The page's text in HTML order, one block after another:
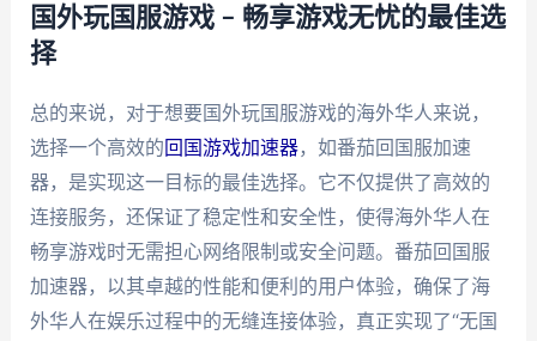
国外玩国服游戏 – 畅享游戏无忧的最佳选
择
总的来说，对于想要国外玩国服游戏的海外华人来说，
选择一个高效的回国游戏加速器，如番茄回国服加速
器，是实现这一目标的最佳选择。它不仅提供了高效的
连接服务，还保证了稳定性和安全性，使得海外华人在
畅享游戏时无需担心网络限制或安全问题。番茄回国服
加速器，以其卓越的性能和便利的用户体验，确保了海
外华人在娱乐过程中的无缝连接体验，真正实现了“无国